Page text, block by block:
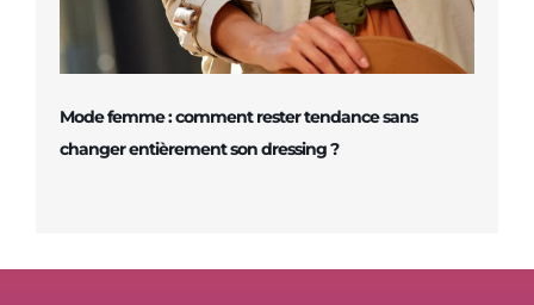
Mode femme : comment rester tendance sans
changer entièrement son dressing ?